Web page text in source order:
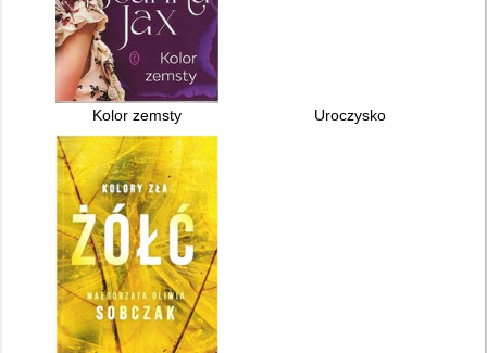
Kolor zemsty Uroczysko